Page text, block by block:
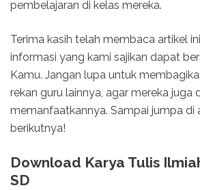
pembelajaran di kelas mereka.
Terima kasih telah membaca artikel
informasi yang kami sajikan dapat
Kamu. Jangan lupa untuk
rekan guru lainnya, agar mereka juga
memanfaatkannya. Sampai jumpa di
berikutnya!
Download Karya Tulis
SD